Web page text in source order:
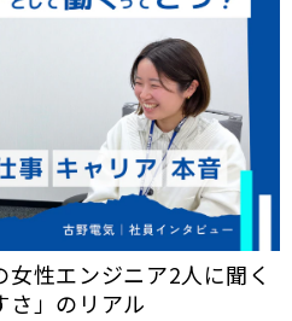
女性エンジニア2人に聞く
さ」のリアル